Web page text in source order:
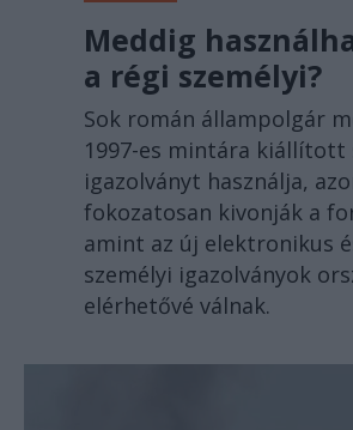
Meddig
a régi személyi?
Sok román állampolgár
1997-es mintára kiállított
igazolványt használja,
fokozatosan kivonják a
amint az új elektronikus
személyi igazolványok
elérhetővé válnak.